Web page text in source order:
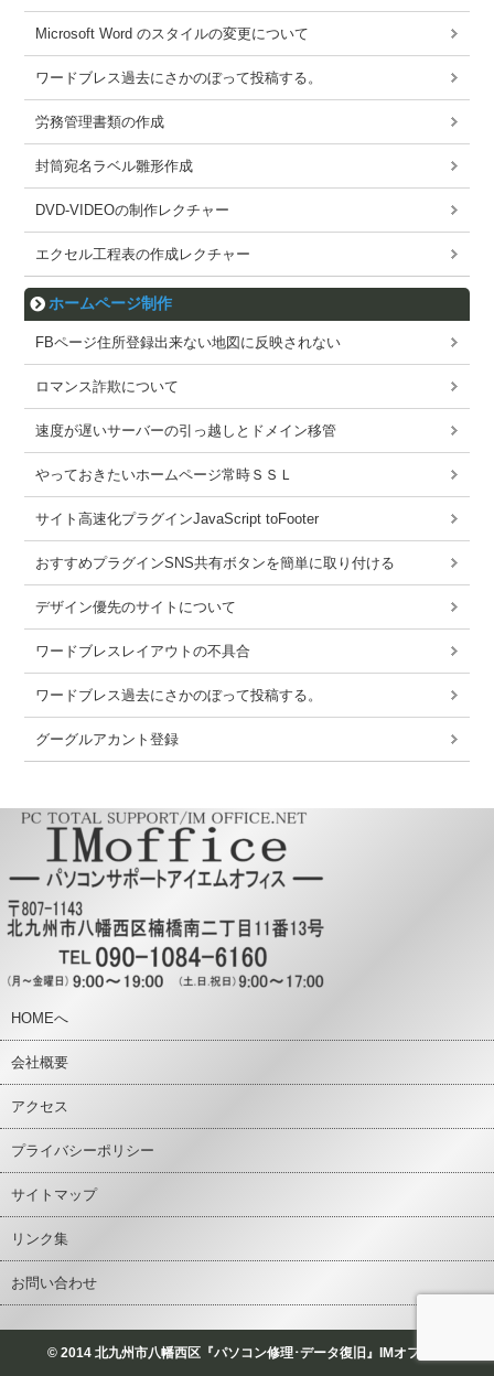
Microsoft Word のスタイルの変更について
ワードブレス過去にさかのぼって投稿する。
労務管理書類の作成
封筒宛名ラベル雛形作成
DVD-VIDEOの制作レクチャー
エクセル工程表の作成レクチャー
ホームページ制作
FBページ住所登録出来ない地図に反映されない
ロマンス詐欺について
速度が遅いサーバーの引っ越しとドメイン移管
やっておきたいホームページ常時ＳＳＬ
サイト高速化プラグインJavaScript toFooter
おすすめプラグインSNS共有ボタンを簡単に取り付ける
デザイン優先のサイトについて
ワードブレスレイアウトの不具合
ワードブレス過去にさかのぼって投稿する。
グーグルアカント登録
HOMEへ
会社概要
アクセス
プライバシーポリシー
サイトマップ
リンク集
お問い合わせ
© 2014 北九州市八幡西区『パソコン修理･データ復旧』IMオフィス